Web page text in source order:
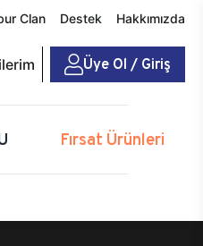
Clan Destek Hakkımızda
Üye Ol / Giriş
Fırsat Ürünleri